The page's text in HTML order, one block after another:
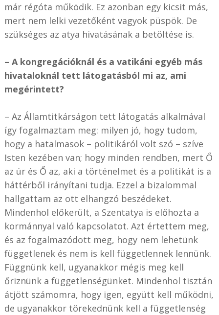
már régóta működik. Ez azonban egy kicsit más,
mert nem lelki vezetőként vagyok püspök. De
szükséges az atya hivatásának a betöltése is.
– A kongregációknál és a vatikáni egyéb más
hivataloknál tett látogatásból mi az, ami
megérintett?
– Az Államtitkárságon tett látogatás alkalmával
így fogalmaztam meg: milyen jó, hogy tudom,
hogy a hatalmasok – politikáról volt szó – szíve
Isten kezében van; hogy minden rendben, mert Ő
az úr és Ő az, aki a történelmet és a politikát is a
háttérből irányítani tudja. Ezzel a bizalommal
hallgattam az ott elhangzó beszédeket.
Mindenhol előkerült, a Szentatya is előhozta a
kormánnyal való kapcsolatot. Azt értettem meg,
és az fogalmazódott meg, hogy nem lehetünk
függetlenek és nem is kell függetlennek lennünk.
Függnünk kell, ugyanakkor mégis meg kell
őriznünk a függetlenségünket. Mindenhol tisztán
átjött számomra, hogy igen, együtt kell működni,
de ugyanakkor törekednünk kell a függetlenség